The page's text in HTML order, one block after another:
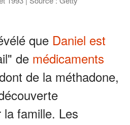
que Daniel est
de médicaments
de la méthadone,
famille. Les